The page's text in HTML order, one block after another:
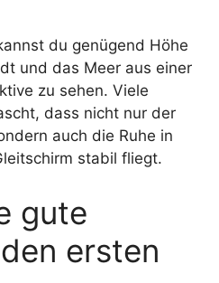
du genügend Höhe
und das Meer aus einer
zu sehen. Viele
dass nicht nur der
auch die Ruhe in
stabil fliegt.
gute
ersten